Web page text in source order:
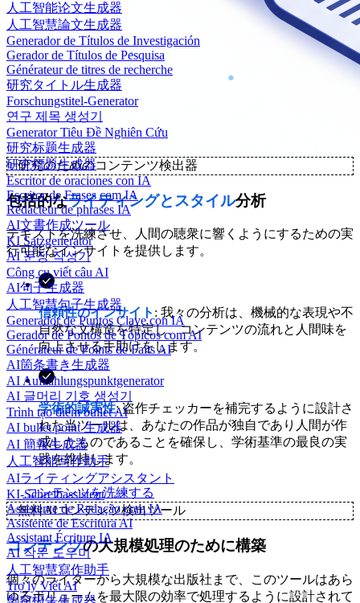
人工智能论文生成器
人工智慧論文生成器
Generador de Títulos de Investigación
Gerador de Títulos de Pesquisa
Générateur de titres de recherche
研究タイトル生成器
Forschungstitel-Generator
연구 제목 생성기
Generator Tiêu Đề Nghiên Cứu
研究标题生成器
研究標題生成器
Escritor de oraciones con IA
Escritor de Frases com IA
Rédacteur de phrases IA
AI文書作成ツール
KI Satzgenerator
AI 문장 작성기
Công cụ viết câu AI
AI句子生成器
人工智慧句子生成器
Generador de Puntos Clave con IA
Gerador de Pontos de Tópicos com AI
Générateur de Points de Faits AI
AI箇条書き生成器
AI Aufzählungspunktgenerator
AI 글머리 기호 생성기
Trình tạo điểm bullet AI
AI bullet point 生成器
AI 簡報生成器
人工智能写作助手
AIライティングアシスタント
KI-Schreibassistent
Assistente de Redação com IA
Asistente de Escritura AI
Assistant Écriture IA
AI 작문 도우미
人工智慧寫作助手
Trợ lý Viết AI
✨研究のためのコンテンツ検出器
包括的なライティングとスタイル分析
テキストを洗練させ、人間の聴衆に響くようにするための実
行可能なインサイトを提供します。
信頼性のインサイト : 我々の分析は、機械的な表現や不
自然な文構造を特定し、コンテンツの流れと人間味を
向上させる手助けをします。
学術的誠実性: 盗作チェッカーを補完するように設計さ
れた当ツールは、あなたの作品が独自であり人間が作
成したものであることを確保し、学術基準の最良の実
践を維持します。
コンテンツを洗練する
✨無料AIコンテンツ検出ツール
コンテンツの大規模処理のために構築
個々のライターから大規模な出版社まで、このツールはあら
ゆるボリュームを最大限の効率で処理するように設計されて